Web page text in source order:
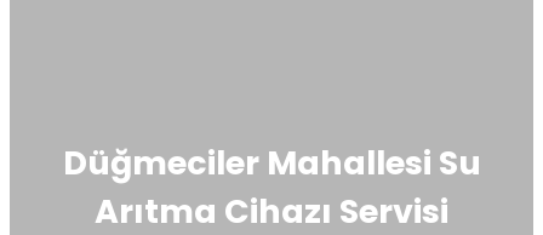
Düğmeciler Mahallesi Su
Arıtma Cihazı Servisi